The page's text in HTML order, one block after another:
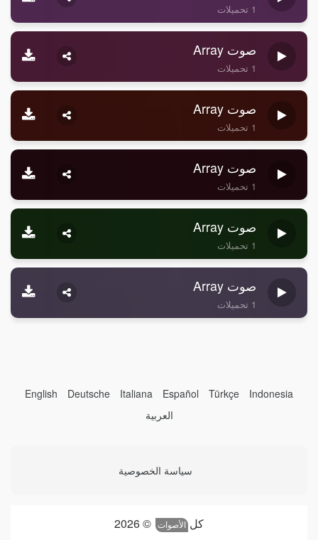
1 تحميلات
صوت Array
1 تحميلات
صوت Array
1 تحميلات
صوت Array
1 تحميلات
صوت Array
1 تحميلات
صوت Array
1 تحميلات
Indonesia
Türkçe
Español
Italiana
Deutsche
English
العربية
سياسة الخصوصية
كل الأصوات © 2026